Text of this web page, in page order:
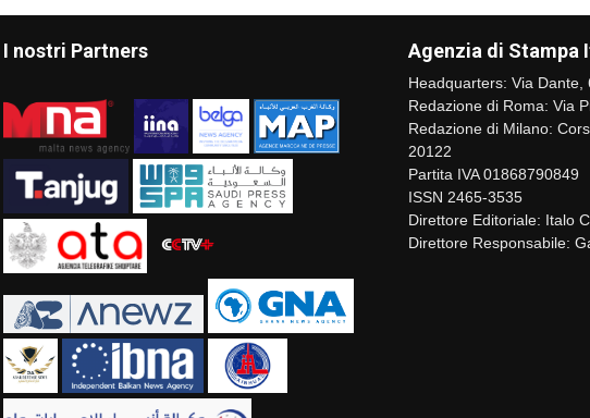
I nostri Partners Agenzia di Stampa
Headquarters: Via
Redazione di Roma: Via
Redazione di Milano:
20122
Partita IVA 01868790849
ISSN 2465-3535
Direttore Editoriale: Italo
Direttore Responsabile: